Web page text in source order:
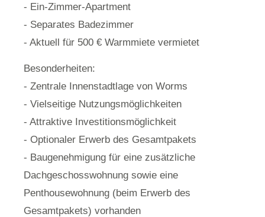
- Ein-Zimmer-Apartment
- Separates Badezimmer
- Aktuell für 500 € Warmmiete vermietet
Besonderheiten:
- Zentrale Innenstadtlage von Worms
- Vielseitige Nutzungsmöglichkeiten
- Attraktive Investitionsmöglichkeit
- Optionaler Erwerb des Gesamtpakets
- Baugenehmigung für eine zusätzliche
Dachgeschosswohnung sowie eine
Penthousewohnung (beim Erwerb des
Gesamtpakets) vorhanden